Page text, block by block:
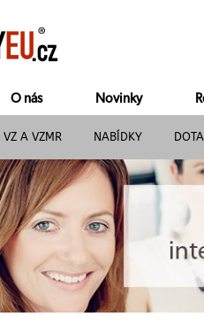
O nás Novinky
VZ A VZMR NABÍDKY